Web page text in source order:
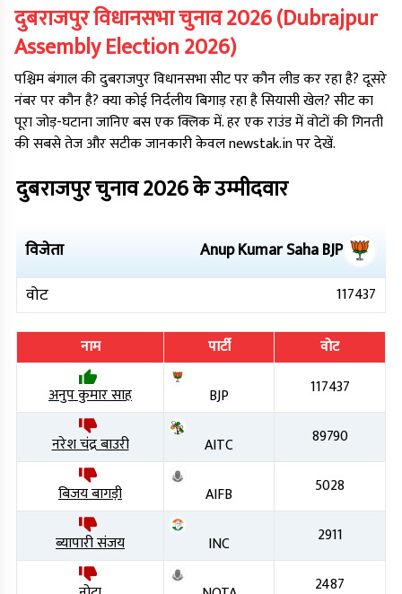
दुबराजपुरविधानसभा चुनाव2026(Dubrajpur
Assembly Election2026)
पश्चिम बंगालकीदुबराजपुरविधानसभा सीट पर कौन लीड कर रहा है? दूसरे
नंबर पर कौन है? क्या कोई निर्दलीय बिगाड़ रहा है सियासी खेल? सीट का
पूरा जोड़-घटाना जानिए बस एक क्लिक में. हर एक राउंड में वोटों की गिनती
की सबसे तेज और सटीक जानकारी केवल newstak.in पर देखें.
दुबराजपुरचुनाव2026के उम्मीदवार
विजेता Anup Kumar SahaBJP
वोट
117437
नाम पार्टी
वोट
अनुप कुमार साह
BJP 117437
नरेश चंद्र बाउरी AITC 89790
बिजय बागड़ी AIFB 5028
ब्यापारी संजय INC 2911
2487